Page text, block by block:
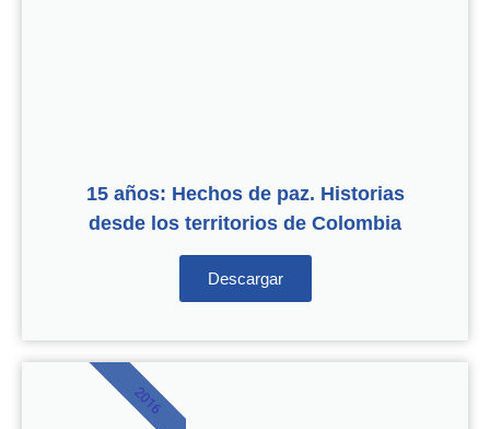
15 años: Hechos de paz. Historias
desde los territorios de Colombia
Descargar
2016